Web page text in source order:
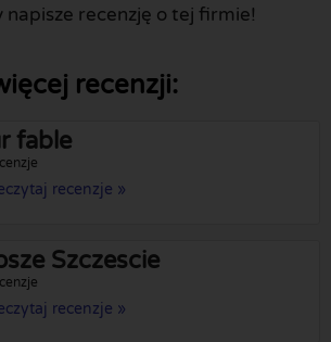
recenzję o tej firmie!
recenzji:
fable
recenzje »
Szczescie
recenzje »